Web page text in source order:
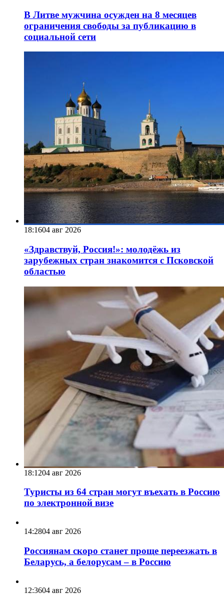
В Литве мужчина осужден на 8 месяцев
ограничения свободы за публикацию в
социальной сети
18:1604 авг 2026
«Здравствуй, Россия!»: молодёжь из
зарубежных стран знакомится с Псковской
областью
18:1204 авг 2026
Туристы из 64 стран могут въехать в Россию
по электронной визе
14:2804 авг 2026
Россиянам скоро станет проще переезжать в
Беларусь, а белорусам – в Россию
12:3604 авг 2026